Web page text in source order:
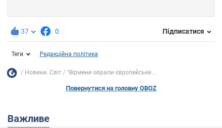
37 0 Підписатися
Теги Редакційна політика
Новини. Світ "Вірмени обрали європейське...
Повернутися на головну OBOZ
Важливе